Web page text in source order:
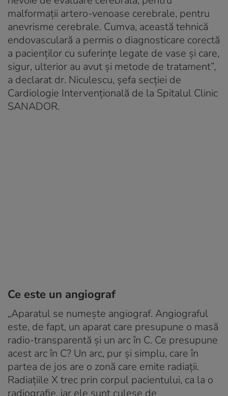
malformații artero-venoase cerebrale, pentru
anevrisme cerebrale. Cumva, această tehnică
endovasculară a permis o diagnosticare corectă
a pacienților cu suferințe legate de vase și care,
sigur, ulterior au avut și metode de tratament”,
a declarat dr. Niculescu, șefa secției de
Cardiologie Intervențională de la Spitalul Clinic
SANADOR.
Ce este un angiograf
„Aparatul se numește angiograf. Angiograful
este, de fapt, un aparat care presupune o masă
radio-transparentă și un arc în C. Ce presupune
acest arc în C? Un arc, pur și simplu, care în
partea de jos are o zonă care emite radiații.
Radiațiile X trec prin corpul pacientului, ca la o
radiografie, iar ele sunt culese de